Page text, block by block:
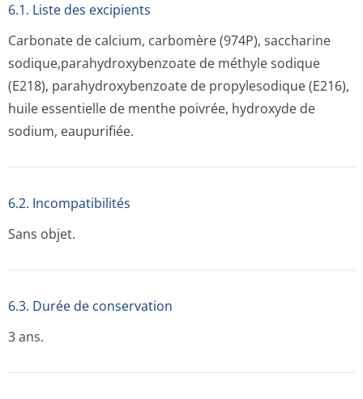
6.1. Liste des excipients
Carbonate de calcium, carbomère (974P), saccharine
sodique,parahy­droxybenzoate de méthyle sodique
(E218), parahydroxybenzoate de propylesodique (E216),
huile essentielle de menthe poivrée, hydroxyde de
sodium, eaupurifiée.
6.2. Incompati­bilités
Sans objet.
6.3. Durée de conservation
3 ans.